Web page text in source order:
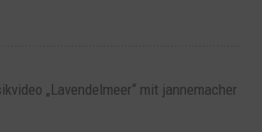
„Lavendelmeer“ mit jannemacher